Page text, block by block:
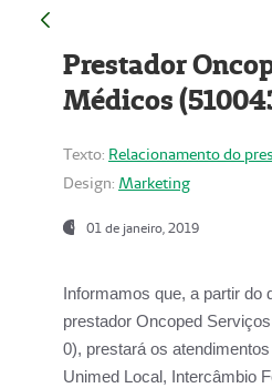
Prestador
Médicos
Texto: Relacionamento do
Design: Marketing
01 de janeiro, 2019
Informamos que, a partir do
prestador Oncoped
0), prestará os
Unimed Local, Intercâmbio